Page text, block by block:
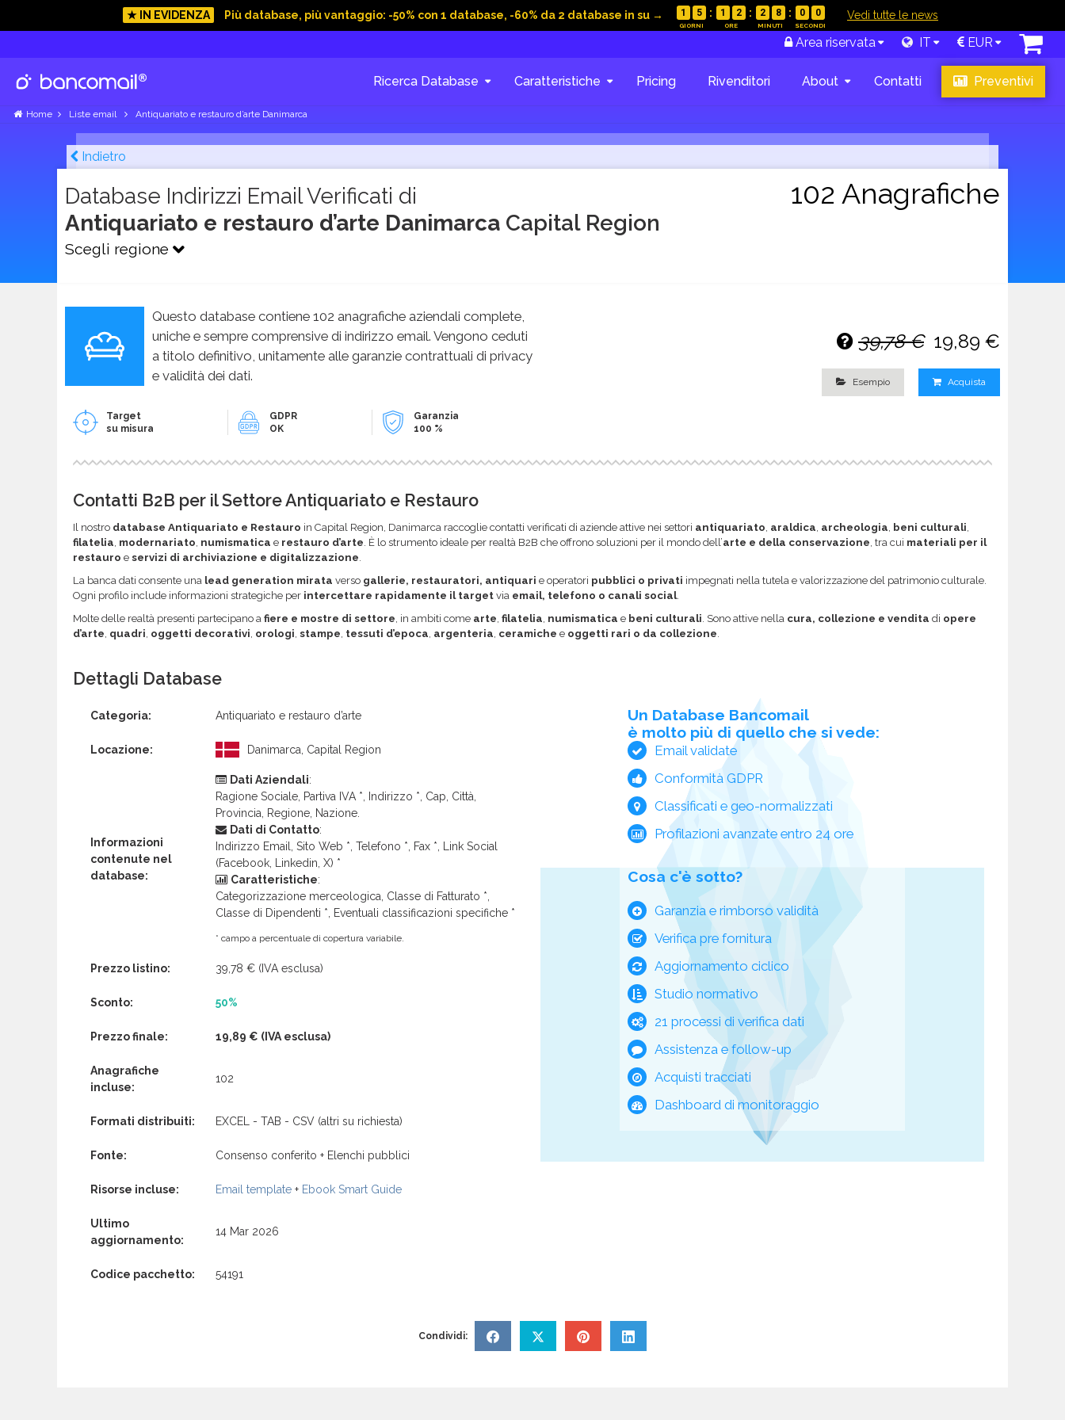
★ IN EVIDENZA Più database, più vantaggio: -50% con 1 database, -60% da 2 database in su → 1 5 1 2 2 7 5 9 Vedi tutte le news
Area riservata IT EUR
Ricerca Database Caratteristiche Pricing Rivenditori About Contatti Preventivi
Home Liste email Antiquariato e restauro d’arte Danimarca
Indietro
Database Indirizzi Email Verificati di
Antiquariato e restauro d’arte Danimarca Capital Region
Scegli regione
102 Anagrafiche
Questo database contiene 102 anagrafiche aziendali complete,
uniche e sempre comprensive di indirizzo email. Vengono ceduti
a titolo definitivo, unitamente alle garanzie contrattuali di privacy
e validità dei dati.
Target
su misura
GDPR
OK
Garanzia
100 %
39,78 € 19,89 €
Esempio Acquista
Contatti B2B per il Settore Antiquariato e Restauro
Il nostro database Antiquariato e Restauro in Capital Region, Danimarca raccoglie contatti verificati di aziende attive nei settori antiquariato araldica archeologia beni culturali
filatelia modernariato numismatica e restauro d’arte . È lo strumento ideale per realtà B2B che offrono soluzioni per il mondo dell’arte e della conservazione , tra cui materiali per il
restauro e servizi di archiviazione e digitalizzazione
La banca dati consente una lead generation mirata verso gallerie, restauratori, antiquari e operatori pubblici o privati impegnati nella tutela e valorizzazione del patrimonio culturale.
Ogni profilo include informazioni strategiche per intercettare rapidamente il target via email, telefono o canali social.
Molte delle realtà presenti partecipano a fiere e mostre di settore , in ambiti come arte filatelia numismatica e beni culturali . Sono attive nella cura, collezione e vendita di opere
d’arte quadri oggetti decorativi orologi stampe tessuti d’epoca argenteria ceramiche e oggetti rari o da collezione
Dettagli Database
Categoria: Antiquariato e restauro d’arte
Locazione: Danimarca, Capital Region
Informazioni
contenute nel
database:
Dati Aziendali:
Ragione Sociale, Partiva IVA *, Indirizzo *, Cap, Città,
Provincia, Regione, Nazione.
Dati di Contatto:
Indirizzo Email, Sito Web *, Telefono *, Fax *, Link Social
(Facebook, Linkedin, X) *
Caratteristiche:
Categorizzazione merceologica, Classe di Fatturato *,
Classe di Dipendenti *, Eventuali classificazioni specifiche *
* campo a percentuale di copertura variabile.
Prezzo listino: 39,78 € (IVA esclusa)
Sconto: 50%
Prezzo finale: 19,89 € (IVA esclusa)
Anagrafiche
incluse:
102
Formati distribuiti: EXCEL - TAB - CSV (altri su richiesta)
Fonte: Consenso conferito + Elenchi pubblici
Risorse incluse: Email template + Ebook Smart Guide
Ultimo
aggiornamento:
14 Mar 2026
Codice pacchetto: 54191
Un Database Bancomail
è molto più di quello che si vede:
Email validate
Conformità GDPR
Classificati e geo-normalizzati
Profilazioni avanzate entro 24 ore
Cosa c'è sotto?
Garanzia e rimborso validità
Verifica pre fornitura
Aggiornamento ciclico
Studio normativo
21 processi di verifica dati
Assistenza e follow-up
Acquisti tracciati
Dashboard di monitoraggio
Condividi: